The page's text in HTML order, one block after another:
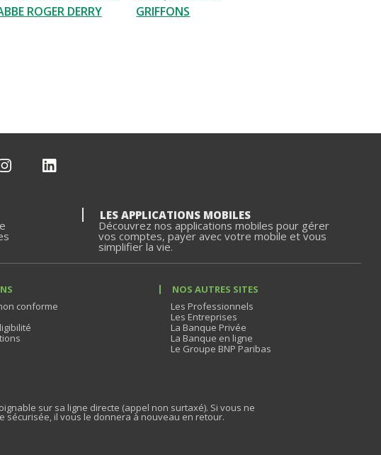
ROGER DERRY
GRIFFONS
LES APPLICATIONS MOBILES
Découvrez nos applications mobiles pour gérer
vos comptes, payer avec votre mobile et vous
simplifier la vie.
conforme
NOS AUTRES SITES
Les Professionnels
Les Entreprises
La Banque Privée
La Banque en ligne
Le Groupe BNP Paribas
sur sa ligne directe (appel non surtaxé). Si vous ne
il vous le donnera à nouveau en retour.